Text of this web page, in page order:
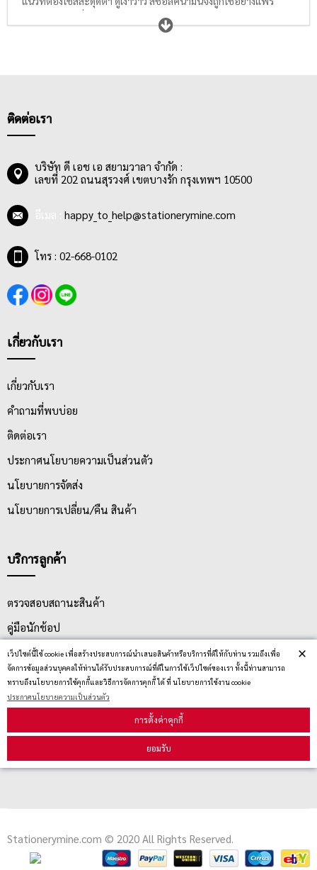
เว็ปไซต์นี้ใช้ cookie เพื่อสร้างประสบการณ์นำเสนอสินค้าหรือบริการที่ดีให้กับท่าน รวมถึงเพื่อ
จัดการข้อมูลส่วนบุคคลให้ท่านได้รับประสบการณ์ที่ดีในการใช้เว็ปไซต์ของเรา ทั้งนี้ท่านสามารถ
ทราบถึงนโยบายการใช้คุกกี้และวิธีการจัดการคุกกี้ ได้ ที่ นโยบายการใช้งาน cookie
ประกาศนโยบายความเป็นส่วนตัว
การตั้งค่าคุกกี้
ยอมรับ
×
หลายในกลุ่มผู้ชื่นชอบศิลปะไม่ว่าจะเป็น นักเรียนระดับประถมหรือ
มัธยม นักศึกษา ตลอดจนศิลปินผู้เชี่ยวชาญทางการออกแบบผลงาน
ติดต่อเรา
บริษัท ดี เอช เอ สยามวาลา จำกัด :
เลขที่ 202 ถนนสุรวงศ์ เขตบางรัก กรุงเทพฯ 10500
happy_to_help@stationerymine.com
โทร : 02-668-0102
เกี่ยวกับเรา
เกี่ยวกับเรา
คำถามที่พบบ่อย
ติดต่อเรา
ประกาศนโยบายความเป็นส่วนตัว
นโยบายการจัดส่ง
นโยบายการเปลี่ยน/คืน สินค้า
บริการลูกค้า
ตรวจสอบสถานะสินค้า
คู่มือนักช้อป
วิธีลบคุกกี้
สมัครรับข่าวสาร
รับข่าวสาร
Stationerymine.com © 2020 All Rights Reserved.